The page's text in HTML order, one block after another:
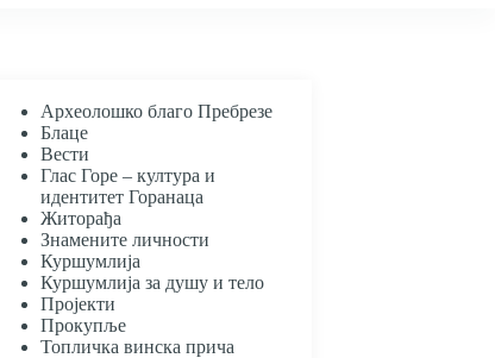
Археолошко благо Пребрезе
Блаце
Вести
Глас Горе – култура и
идентитет Горанаца
Житорађа
Знамените личности
Куршумлија
Куршумлија за душу и тело
Пројекти
Прокупље
Топличка винска прича